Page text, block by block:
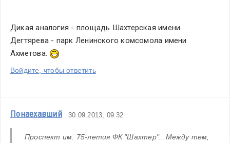
Дикая аналогия - площадь Шахтерская имени
Дегтярева - парк Ленинского комсомола имени
Ахметова.
Войдите, чтобы ответить
Понаехавший 30.09.2013, 09:32
Проспект им. 75-летия ФК "Шахтер"...Между тем,